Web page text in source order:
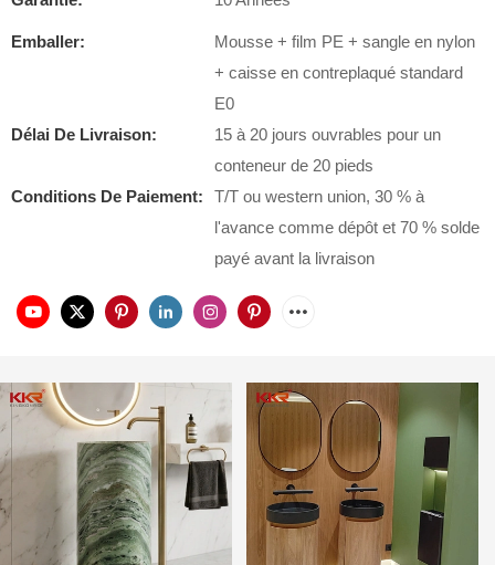
Emballer:
Mousse + film PE + sangle en nylon
+ caisse en contreplaqué standard
E0
Délai De Livraison:
15 à 20 jours ouvrables pour un
conteneur de 20 pieds
Conditions De Paiement:
T/T ou western union, 30 % à
l'avance comme dépôt et 70 % solde
payé avant la livraison